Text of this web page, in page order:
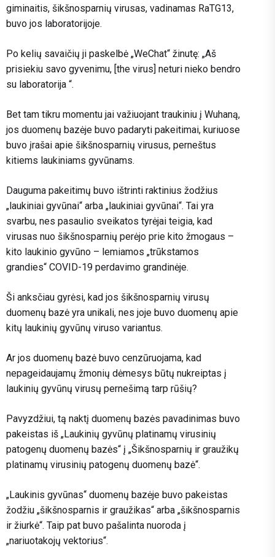
giminaitis, šikšnosparnių virusas, vadinamas RaTG13,
buvo jos laboratorijoje.
Po kelių savaičių ji paskelbė „WeChat“ žinutę: „Aš
prisiekiu savo gyvenimu, [the virus] neturi nieko bendro
su laboratorija “.
Bet tam tikru momentu jai važiuojant traukiniu į Wuhaną,
jos duomenų bazėje buvo padaryti pakeitimai, kuriuose
buvo įrašai apie šikšnosparnių virusus, perneštus
kitiems laukiniams gyvūnams.
Dauguma pakeitimų buvo ištrinti raktinius žodžius
„laukiniai gyvūnai“ arba „laukiniai gyvūnai“. Tai yra
svarbu, nes pasaulio sveikatos tyrėjai teigia, kad
virusas nuo šikšnosparnių perėjo prie kito žmogaus –
kito laukinio gyvūno – lemiamos „trūkstamos
grandies“ COVID-19 perdavimo grandinėje.
Ši anksčiau gyrėsi, kad jos šikšnosparnių virusų
duomenų bazė yra unikali, nes joje buvo duomenų apie
kitų laukinių gyvūnų viruso variantus.
Ar jos duomenų bazė buvo cenzūruojama, kad
nepageidaujamų žmonių dėmesys būtų nukreiptas į
laukinių gyvūnų virusų pernešimą tarp rūšių?
Pavyzdžiui, tą naktį duomenų bazės pavadinimas buvo
pakeistas iš „Laukinių gyvūnų platinamų virusinių
patogenų duomenų bazės“ į „Šikšnosparnių ir graužikų
platinamų virusinių patogenų duomenų bazė“.
„Laukinis gyvūnas“ duomenų bazėje buvo pakeistas
žodžiu „šikšnosparnis ir graužikas“ arba „šikšnosparnis
ir žiurkė“. Taip pat buvo pašalinta nuoroda į
„nariuotakojų vektorius“.